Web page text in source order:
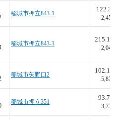
稲城市押立843-1
122.3
2,453
稲城市押立843-1
215.17
2,045
稲城市矢野口2
102.18
5,872
稲城市押立351
93.7
3,735